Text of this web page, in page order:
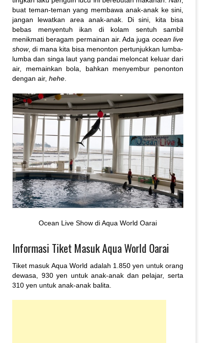
buat teman-teman yang membawa anak-anak ke sini,
jangan lewatkan area anak-anak. Di sini, kita bisa
bebas menyentuh ikan di kolam sentuh sambil
menikmati beragam permainan air. Ada juga ocean live
show, di mana kita bisa menonton pertunjukkan lumba-
lumba dan singa laut yang pandai meloncat keluar dari
air, memainkan bola, bahkan menyembur penonton
dengan air, hehe
Ocean Live Show di Aqua World Oarai
Informasi Tiket Masuk Aqua World Oarai
Tiket masuk Aqua World adalah 1.850 yen untuk orang
dewasa, 930 yen untuk anak-anak dan pelajar, serta
310 yen untuk anak-anak balita.